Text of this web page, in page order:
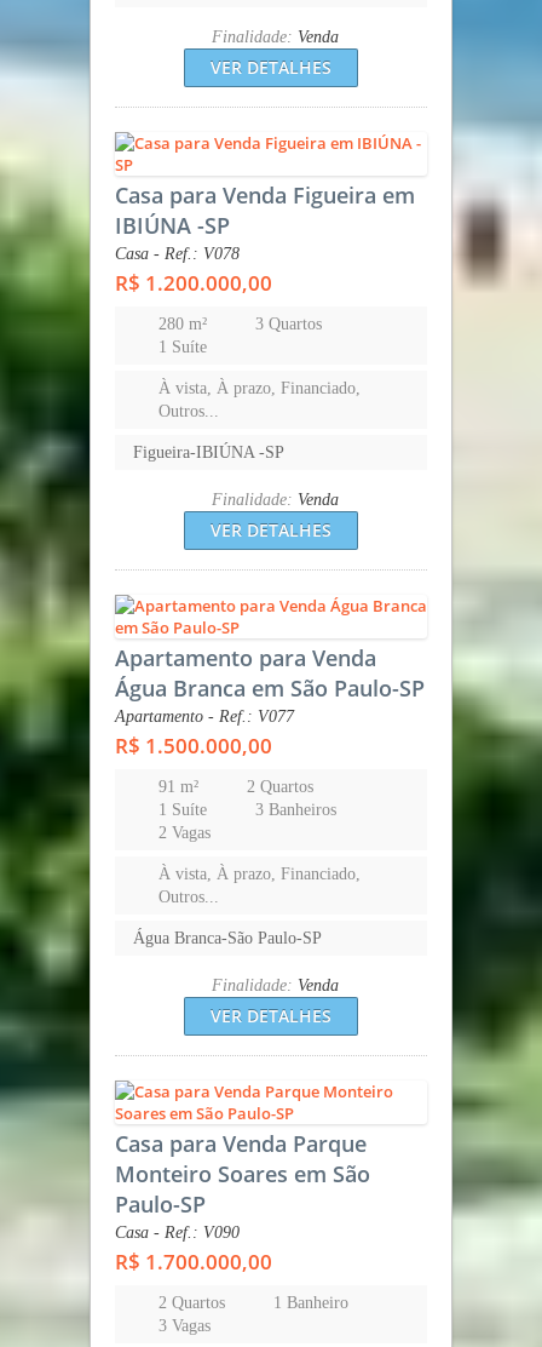
Finalidade: Venda
VER DETALHES
Casa para Venda Figueira em
IBIÚNA -SP
Casa - Ref.: V078
R$ 1.200.000,00
280 m²
3 Quartos
1 Suíte
À vista, À prazo, Financiado,
Outros...
Figueira-IBIÚNA -SP
Finalidade: Venda
VER DETALHES
Apartamento para Venda
Água Branca em São Paulo-SP
Apartamento - Ref.: V077
R$ 1.500.000,00
91 m²
2 Quartos
1 Suíte
3 Banheiros
2 Vagas
À vista, À prazo, Financiado,
Outros...
Água Branca-São Paulo-SP
Finalidade: Venda
VER DETALHES
Casa para Venda Parque
Monteiro Soares em São
Paulo-SP
Casa - Ref.: V090
R$ 1.700.000,00
2 Quartos
1 Banheiro
3 Vagas